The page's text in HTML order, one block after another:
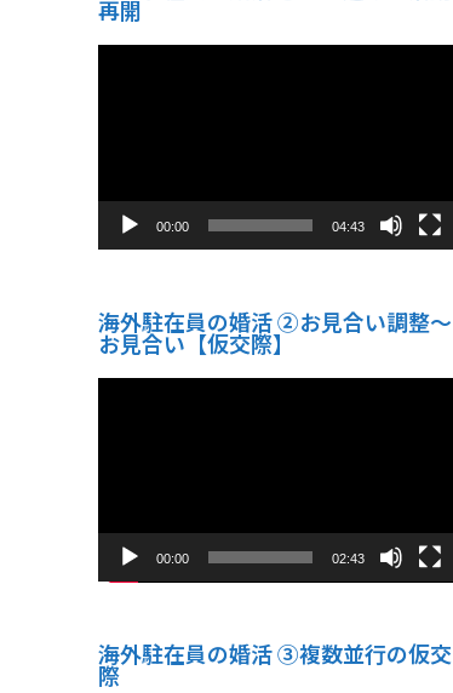
再開
動
00:00 04:43
海外駐在員の婚活 ②お見合い調整～
お見合い【仮交際】
動
00:00 02:43
海外駐在員の婚活 ③複数並行の仮交
際